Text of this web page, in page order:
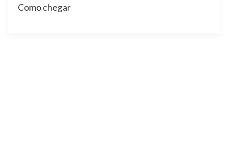
Como chegar